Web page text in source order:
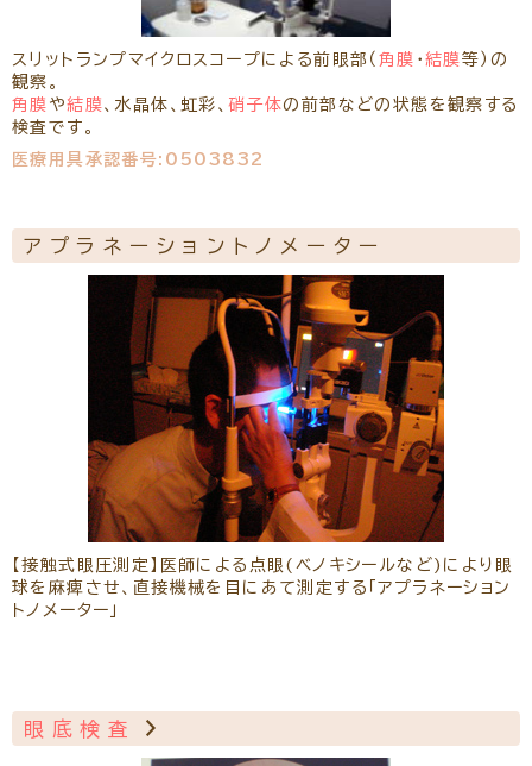
スリットランプマイクロスコープによる前眼部（ 角膜 ・結膜等）の
観察。
角膜 や結膜、水晶体、虹彩、硝子体の前部などの状態を観察する
検査です。
医療用具承認番号:0503832
アプラネーショントノメーター
【接触式眼圧測定】医師による点眼(ベノキシールなど)により眼
球を麻痺させ、直接機械を目にあて測定する「アプラネーション
トノメーター」
眼底検査